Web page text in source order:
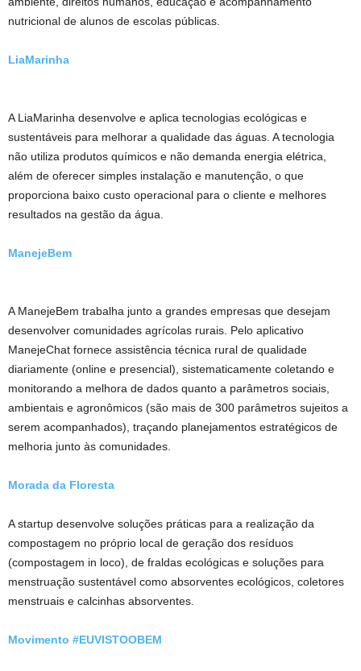
nutricional de alunos de escolas públicas.
LiaMarinha
A LiaMarinha desenvolve e aplica tecnologias ecológicas e
sustentáveis para melhorar a qualidade das águas. A tecnologia
não utiliza produtos químicos e não demanda energia elétrica,
além de oferecer simples instalação e manutenção, o que
proporciona baixo custo operacional para o cliente e melhores
resultados na gestão da água.
ManejeBem
A ManejeBem trabalha junto a grandes empresas que desejam
desenvolver comunidades agrícolas rurais. Pelo aplicativo
ManejeChat fornece assistência técnica rural de qualidade
diariamente (online e presencial), sistematicamente coletando e
monitorando a melhora de dados quanto a parâmetros sociais,
ambientais e agronômicos (são mais de 300 parâmetros sujeitos a
serem acompanhados), traçando planejamentos estratégicos de
melhoria junto às comunidades.
Morada da Floresta
A startup desenvolve soluções práticas para a realização da
compostagem no próprio local de geração dos resíduos
(compostagem in loco), de fraldas ecológicas e soluções para
menstruação sustentável como absorventes ecológicos, coletores
menstruais e calcinhas absorventes.
Movimento #EUVISTOOBEM